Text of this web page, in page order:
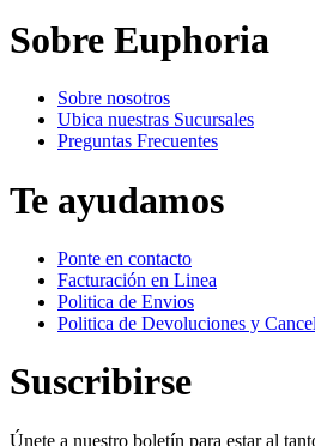
Sobre Euphoria
Sobre nosotros
Ubica nuestras Sucursales
Preguntas Frecuentes
Te ayudamos
Ponte en contacto
Facturación en Linea
Politica de Envios
Politica de Devoluciones y
Suscribirse
Únete a nuestro boletín para estar al